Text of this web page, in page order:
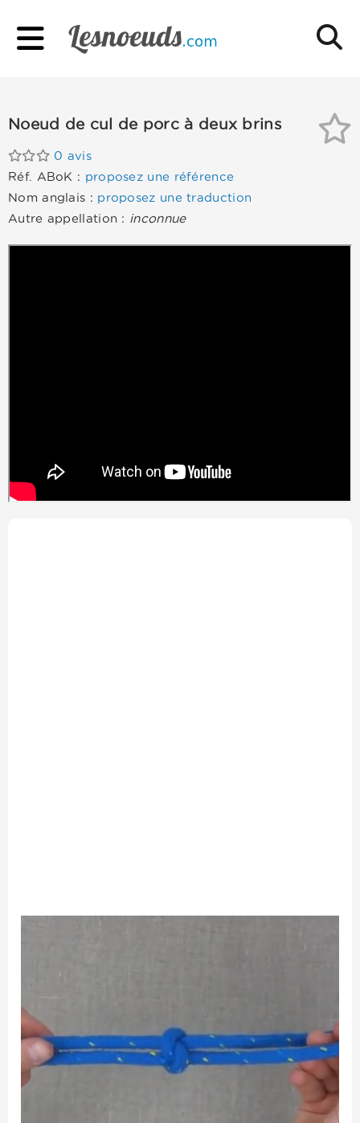
Noeud de cul de porc à deux brins
0 avis
Réf. ABoK : proposez une référence
Nom anglais : proposez une traduction
Autre appellation : inconnue